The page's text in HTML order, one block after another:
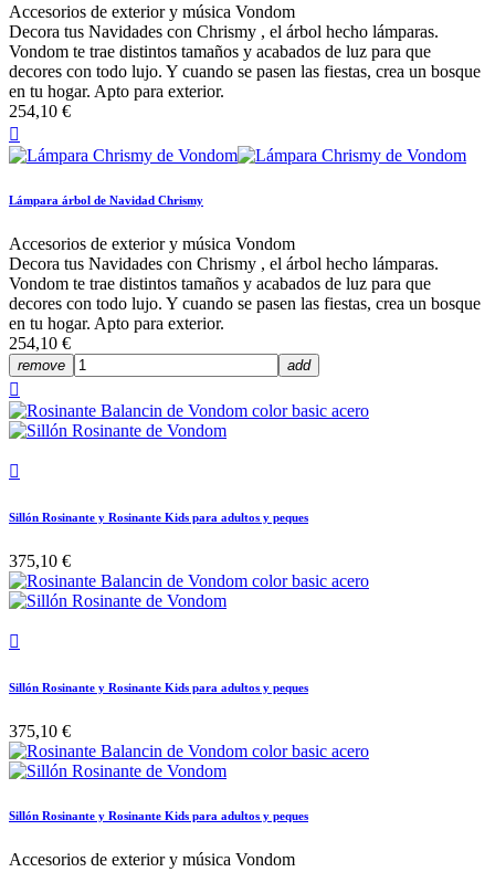
Accesorios de exterior y música Vondom
Decora tus Navidades con Chrismy , el árbol hecho lámparas.
Vondom te trae distintos tamaños y acabados de luz para que
decores con todo lujo. Y cuando se pasen las fiestas, crea un bosque
en tu hogar. Apto para exterior.
254,10 €

Lámpara árbol de Navidad Chrismy
Accesorios de exterior y música Vondom
Decora tus Navidades con Chrismy , el árbol hecho lámparas.
Vondom te trae distintos tamaños y acabados de luz para que
decores con todo lujo. Y cuando se pasen las fiestas, crea un bosque
en tu hogar. Apto para exterior.
254,10 €
remove add


Sillón Rosinante y Rosinante Kids para adultos y peques
375,10 €

Sillón Rosinante y Rosinante Kids para adultos y peques
375,10 €
Sillón Rosinante y Rosinante Kids para adultos y peques
Accesorios de exterior y música Vondom